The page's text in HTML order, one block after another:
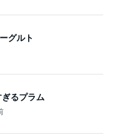
グルト
るプラム